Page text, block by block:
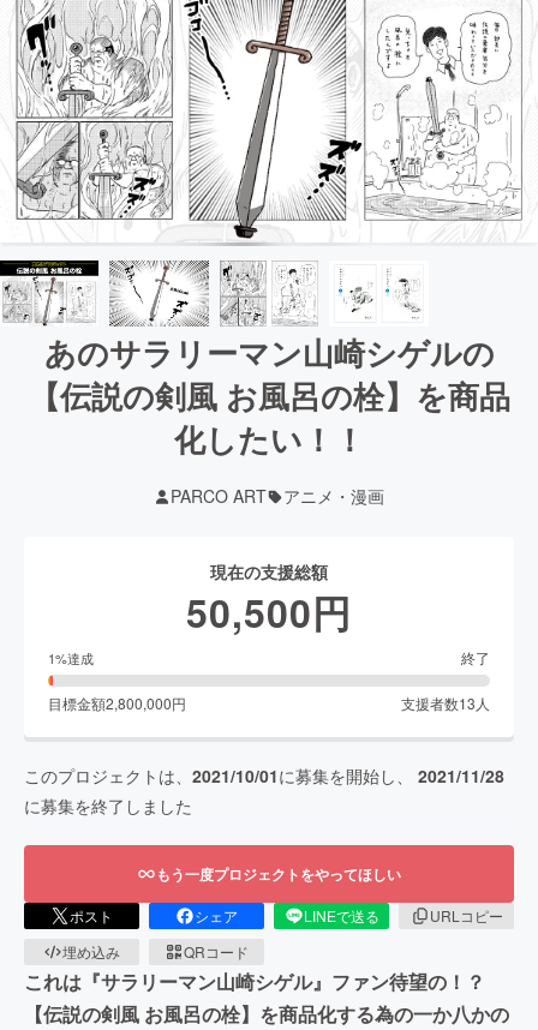
あのサラリーマン山崎シゲルの
【伝説の剣風 お風呂の栓】を商品
化したい！！
PARCO ART アニメ・漫画
現在の支援総額
50,500円
1%達成 終了
目標金額2,800,000円 支援者数13 人
このプロジェクトは、 2021/10/01に募集を開始し、 2021/11/28
に募集を終了しました
もう一度プロジェクトをやってほしい
ポスト シェア LINEで送る
URLコピー
埋め込み
QRコード
これは『サラリーマン山崎シゲル』ファン待望の！？
【伝説の剣風 お風呂の栓】を商品化する為の一か八かの